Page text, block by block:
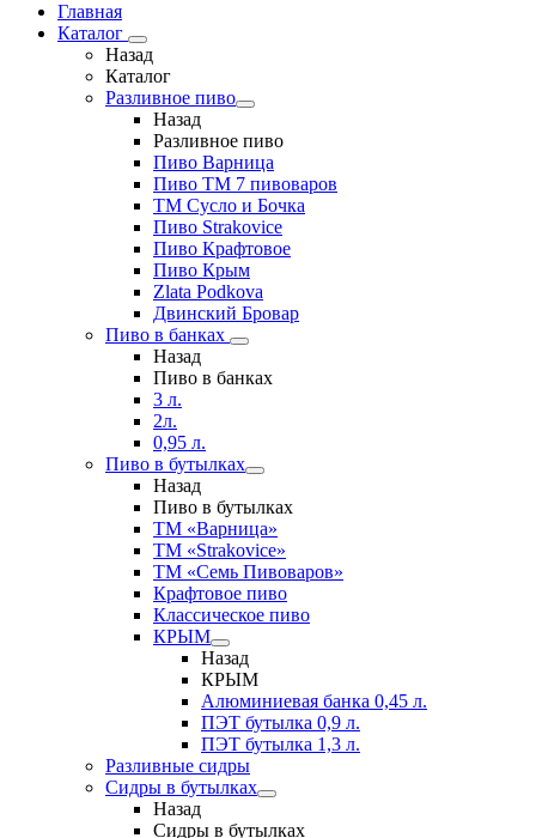
Главная
Каталог
Назад
Каталог
Разливное пиво
Назад
Разливное пиво
Пиво Варница
Пиво ТМ 7 пивоваров
ТМ Сусло и Бочка
Пиво Strakovice
Пиво Крафтовое
Пиво Крым
Zlata Podkova
Двинский Бровар
Пиво в банках
Назад
Пиво в банках
3 л.
2л.
0,95 л.
Пиво в бутылках
Назад
Пиво в бутылках
ТМ «Варница»
ТМ «Strakovice»
ТМ «Семь Пивоваров»
Крафтовое пиво
Классическое пиво
КРЫМ
Назад
КРЫМ
Алюминиевая банка 0,45 л.
ПЭТ бутылка 0,9 л.
ПЭТ бутылка 1,3 л.
Разливные сидры
Сидры в бутылках
Назад
Сидры в бутылках